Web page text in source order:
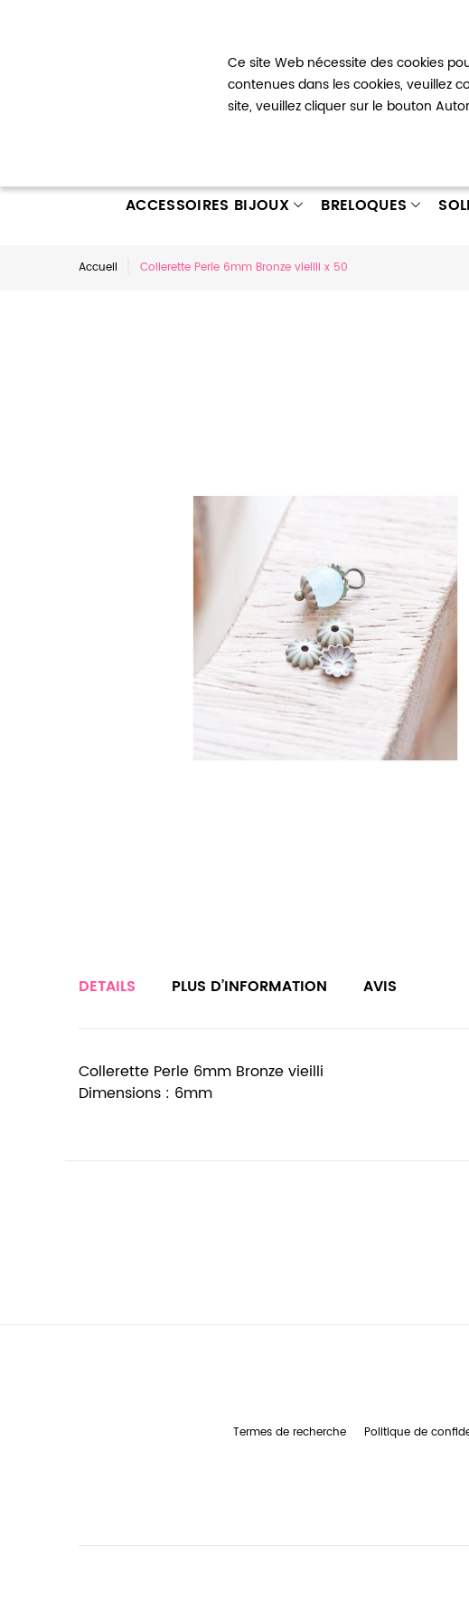
Ce site Web nécessite des cookies
contenues dans les cookies, veuillez
site, veuillez cliquer sur le bouton
Mon compte
ACCESSOIRES BIJOUX BRELOQUES
Accueil Collerette Perle 6mm Bronze vieilli x 50
DETAILS
Collerette Perle 6mm Bronze vieilli
Dimensions : 6mm
PLUS D’INFORMATION AVIS
Termes de recherche Politique de